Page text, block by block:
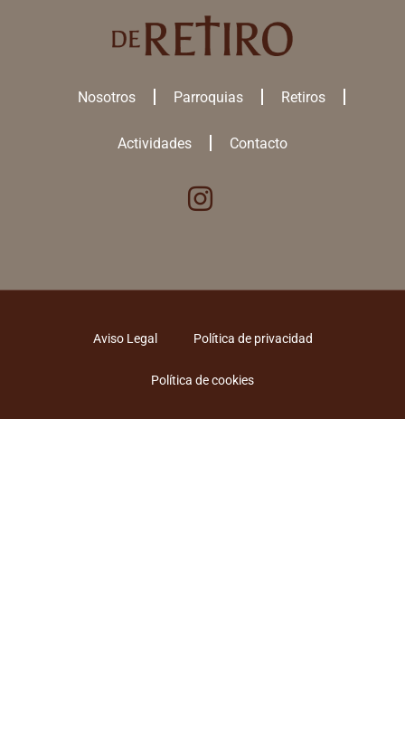
Nosotros Parroquias Retiros
Actividades Contacto
Aviso Legal Política de privacidad
Política de cookies